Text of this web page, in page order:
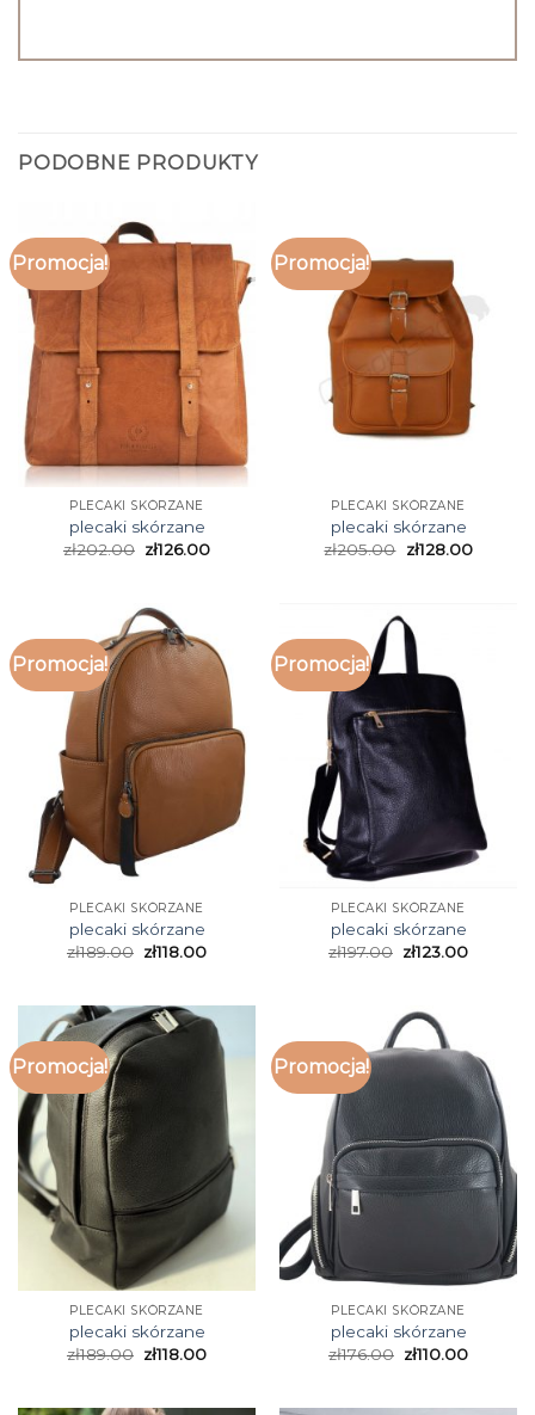
PODOBNE PRODUKTY
Promocja!
PLECAKI SKÓRZANE
plecaki skórzane
zł202.00 zł126.00
Promocja!
PLECAKI SKÓRZANE
plecaki skórzane
zł205.00 zł128.00
Promocja!
PLECAKI SKÓRZANE
plecaki skórzane
zł189.00 zł118.00
Promocja!
PLECAKI SKÓRZANE
plecaki skórzane
zł197.00 zł123.00
Promocja!
PLECAKI SKÓRZANE
plecaki skórzane
zł189.00 zł118.00
Promocja!
PLECAKI SKÓRZANE
plecaki skórzane
zł176.00 zł110.00